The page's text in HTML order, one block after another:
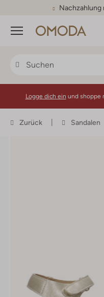
Nachzahlung
Menü
Logge dich ein und shoppe
Zurück Sandalen